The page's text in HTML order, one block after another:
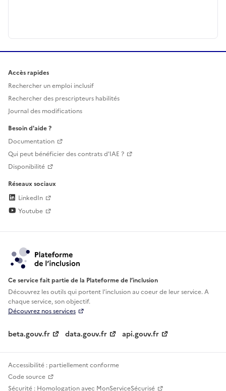
Accès rapides
Rechercher un emploi inclusif
Rechercher des prescripteurs habilités
Journal des modifications
Besoin d'aide ?
Documentation
Qui peut bénéficier des contrats d'IAE ?
Disponibilité
Réseaux sociaux
LinkedIn
Youtube
Ce service fait partie de la Plateforme de l’inclusion
Découvrez les outils qui portent l'inclusion aucoeur de leur service. A
chaque service, son objectif.
Découvrez nos services
beta.gouv.fr data.gouv.fr api.gouv.fr
Accessibilité : partiellement conforme
Code source
Sécurité : Homologation avec MonServiceSécurisé